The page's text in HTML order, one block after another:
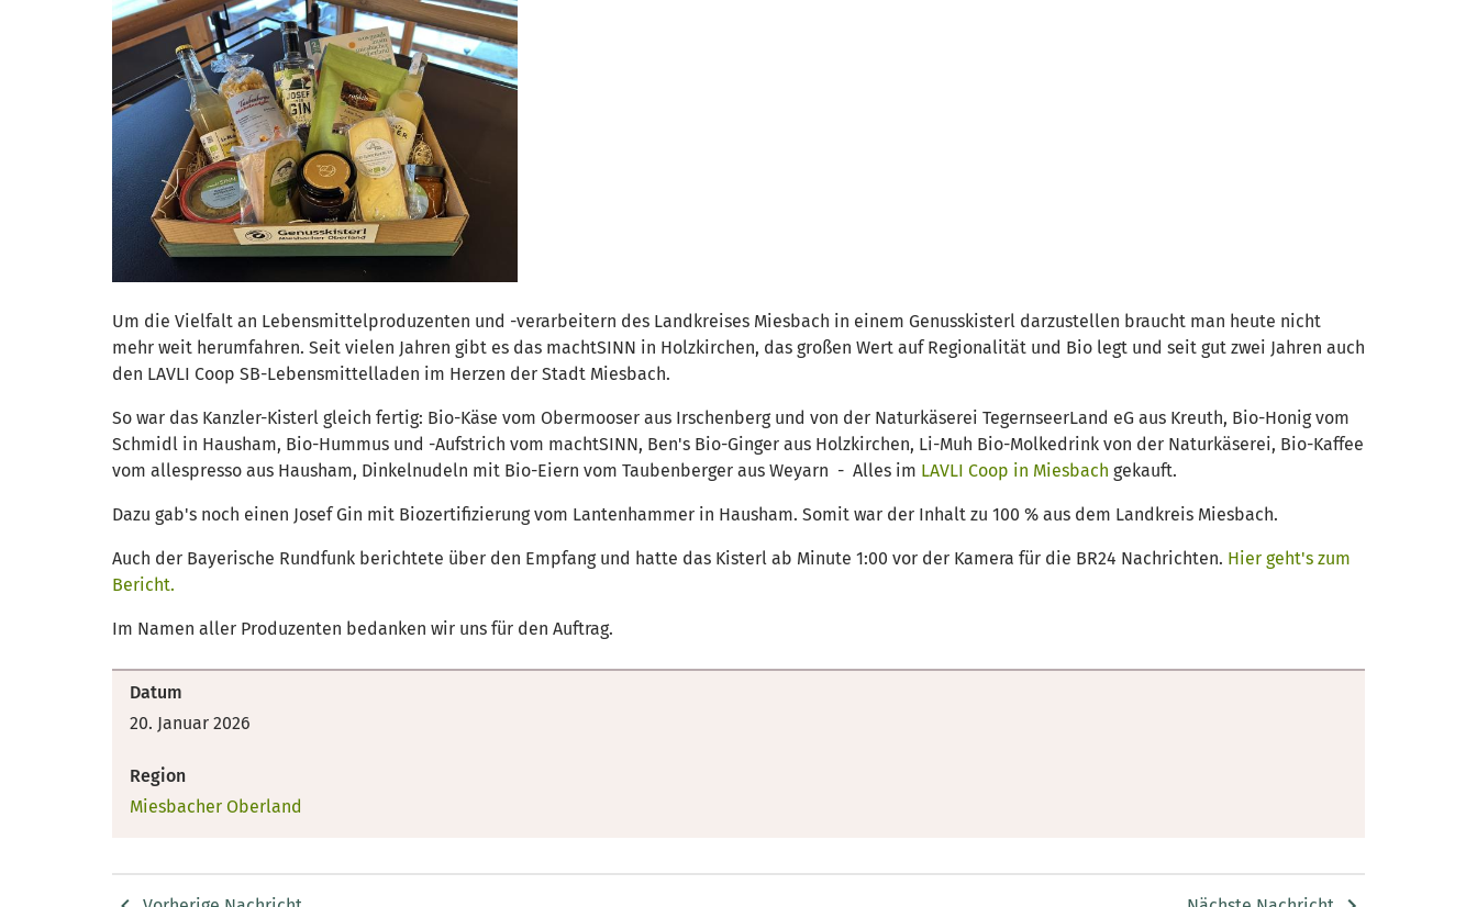
Um die Vielfalt an Lebensmittelproduzenten und -verarbeitern des Landkreises Miesbach in einem Genusskisterl darzustellen braucht man heute nicht
mehr weit herumfahren. Seit vielen Jahren gibt es das machtSINN in Holzkirchen, das großen Wert auf Regionalität und Bio legt und seit gut zwei Jahren auch
den LAVLI Coop SB-Lebensmittelladen im Herzen der Stadt Miesbach.
So war das Kanzler-Kisterl gleich fertig: Bio-Käse vom Obermooser aus Irschenberg und von der Naturkäserei TegernseerLand eG aus Kreuth, Bio-Honig vom
Schmidl in Hausham, Bio-Hummus und -Aufstrich vom machtSINN, Ben's Bio-Ginger aus Holzkirchen, Li-Muh Bio-Molkedrink von der Naturkäserei, Bio-Kaffee
vom allespresso aus Hausham, Dinkelnudeln mit Bio-Eiern vom Taubenberger aus Weyarn - Alles im LAVLI Coop in Miesbach gekauft.
Dazu gab's noch einen Josef Gin mit Biozertifizierung vom Lantenhammer in Hausham. Somit war der Inhalt zu 100 % aus dem Landkreis Miesbach.
Auch der Bayerische Rundfunk berichtete über den Empfang und hatte das Kisterl ab Minute 1:00 vor der Kamera für die BR24 Nachrichten. Hier geht's zum
Bericht.
Im Namen aller Produzenten bedanken wir uns für den Auftrag.
Datum
20. Januar 2026
Region
Miesbacher Oberland